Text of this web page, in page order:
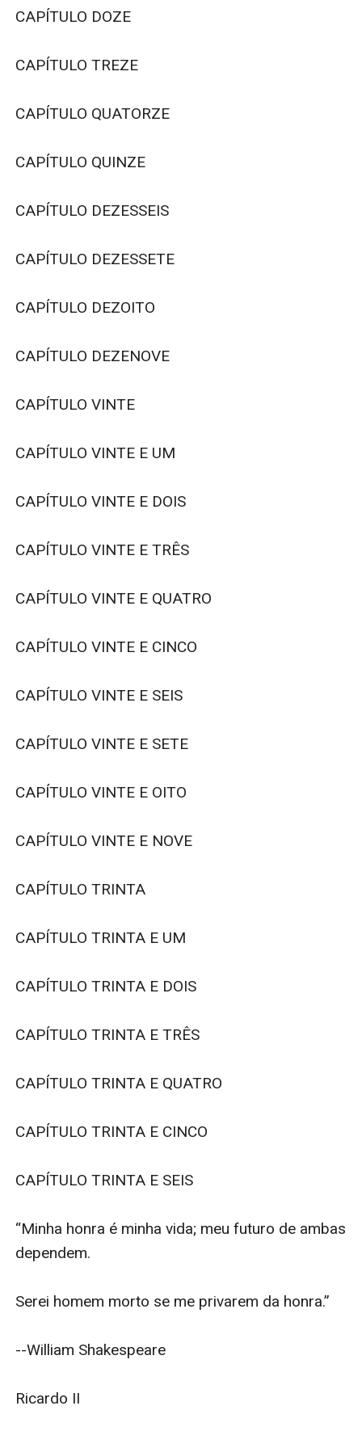
CAPÍTULO DOZE
CAPÍTULO TREZE
CAPÍTULO QUATORZE
CAPÍTULO QUINZE
CAPÍTULO DEZESSEIS
CAPÍTULO DEZESSETE
CAPÍTULO DEZOITO
CAPÍTULO DEZENOVE
CAPÍTULO VINTE
CAPÍTULO VINTE E UM
CAPÍTULO VINTE E DOIS
CAPÍTULO VINTE E TRÊS
CAPÍTULO VINTE E QUATRO
CAPÍTULO VINTE E CINCO
CAPÍTULO VINTE E SEIS
CAPÍTULO VINTE E SETE
CAPÍTULO VINTE E OITO
CAPÍTULO VINTE E NOVE
CAPÍTULO TRINTA
CAPÍTULO TRINTA E UM
CAPÍTULO TRINTA E DOIS
CAPÍTULO TRINTA E TRÊS
CAPÍTULO TRINTA E QUATRO
CAPÍTULO TRINTA E CINCO
CAPÍTULO TRINTA E SEIS
“Minha honra é minha vida; meu futuro de ambas
dependem.
Serei homem morto se me privarem da honra.”
--William Shakespeare
Ricardo II